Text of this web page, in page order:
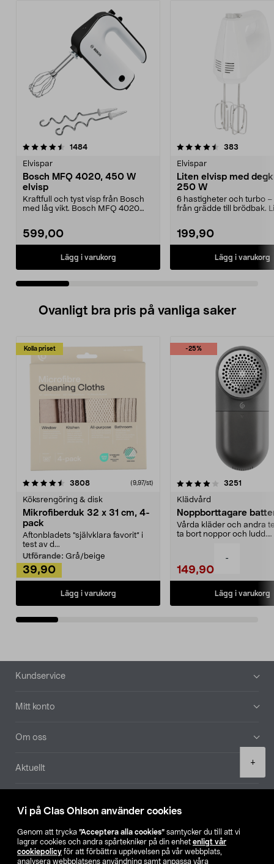
Vi på Clas Ohlson använder cookies
Genom att trycka ”Acceptera alla cookies” samtycker du till att vi
lagrar cookies och andra spårtekniker på din enhet enligt vår
cookiepolicy för att förbättra upplevelsen på vår webbplats,
analysera webbplatsens användning samt anpassa våra
-
+
1484recensioner
Elvispar
Bosch MFQ 4020, 450 W
elvisp
Kraftfull och tyst visp från Bosch
med låg vikt. Bosch MFQ 4020
599,00
Lägg i varukorg
4.5 av 5 stjärnor 383
Elvispar
Liten elvisp med
250 W
6 hastigheter och turbo –
från grädde till brödbak.
199,90
Lägg i varukorg
4.5 av 5 stjärnor
Ovanligt bra pris på vanliga saker
Kolla priset
3808recensioner (9,97/st)
Köksrengöring & disk
Mikrofiberduk 32 x 31 cm, 4-
pack
Aftonbladets "självklara favorit” i
test av d...
Utförande: Grå/beige
39,90
Lägg i varukorg
-25%
4.0av 5 stjärnor 3251
Klädvård
Noppborttagare
Vårda kläder och andra
ta bort noppor och ludd.
149,90
Lägg i varukorg
4.5av 5 stjärnor
Sidfot
Kundservice
Mitt konto
Om oss
Aktuellt
Hitta butik
SE NO FI